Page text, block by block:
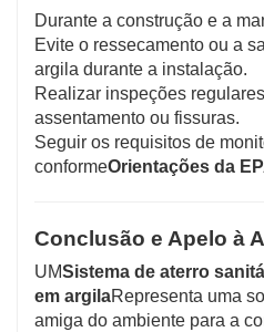
Durante a construção e a
Evite o ressecamento ou a
argila durante a instalação.
Realizar inspeções
assentamento ou fissuras.
Seguir os requisitos de
conformeOrientações da
Conclusão e Apelo à
UMSistema de aterro
em argilaRepresenta uma
amiga do ambiente para a